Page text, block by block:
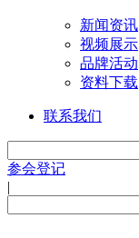
新闻资讯
视频展示
品牌活动
资料下载
联系我们
参会登记
|